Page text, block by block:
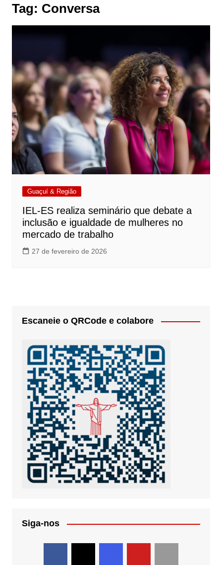
Tag: Conversa
Guaçuí & Região
IEL-ES realiza seminário que debate a
inclusão e igualdade de mulheres no
mercado de trabalho
27 de fevereiro de 2026
Escaneie o QRCode e colabore
Siga-nos